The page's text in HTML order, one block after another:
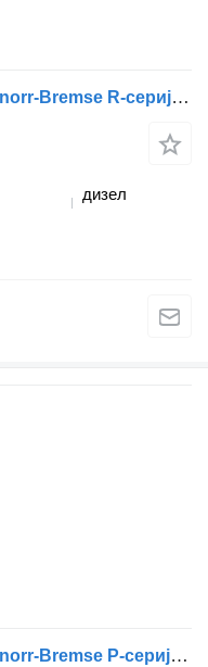
Главен вентил за сопирање Knorr-Bremse R-серија (01.04-) K000087 K044696 за камион Scania P,G,R,T-series (2004-2017)
дизел
Главен вентил за сопирање Knorr-Bremse P-серија (01.04-) K000087 K044696 за камион Scania P,G,R,T-series (2004-2017)